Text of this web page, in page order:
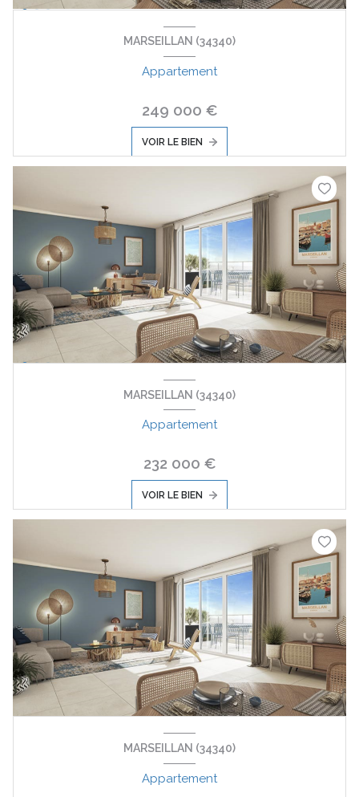
MARSEILLAN (34340)
Appartement
249 000 €
VOIR LE BIEN
MARSEILLAN (34340)
Appartement
232 000 €
VOIR LE BIEN
MARSEILLAN (34340)
Appartement